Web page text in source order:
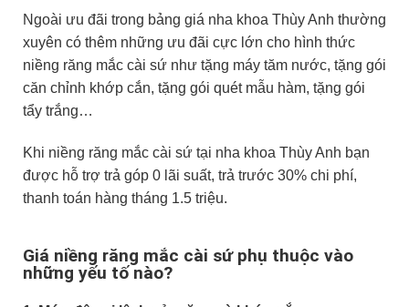
Ngoài ưu đãi trong bảng giá nha khoa Thùy Anh thường
xuyên có thêm những ưu đãi cực lớn cho hình thức
niềng răng mắc cài sứ như tặng máy tăm nước, tặng gói
căn chỉnh khớp cắn, tặng gói quét mẫu hàm, tặng gói
tẩy trắng…
Khi niềng răng mắc cài sứ tại nha khoa Thùy Anh bạn
được hỗ trợ trả góp 0 lãi suất, trả trước 30% chi phí,
thanh toán hàng tháng 1.5 triệu.
Giá niềng răng mắc cài sứ phụ thuộc vào
những yếu tố nào?